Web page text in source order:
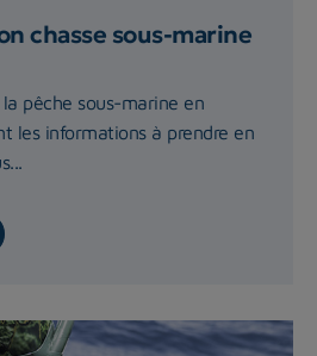
chasse sous-marine
pêche sous-marine en
les informations à prendre en